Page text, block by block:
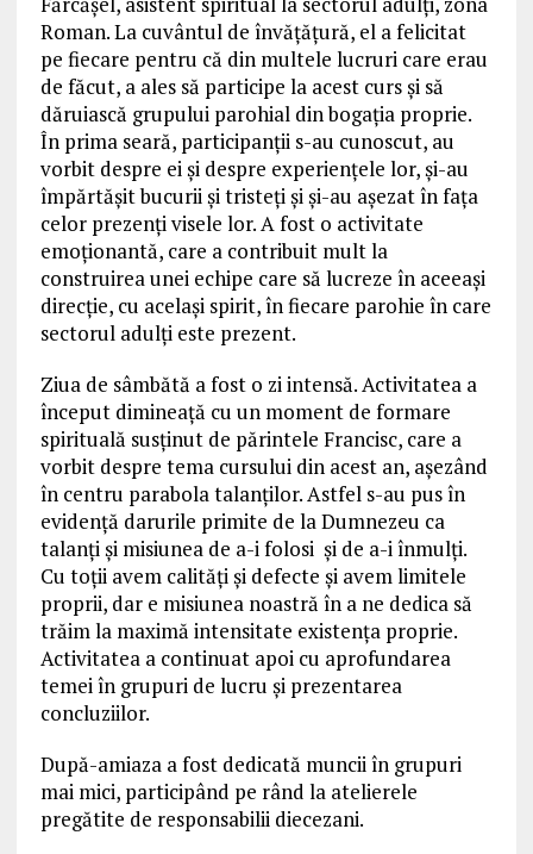
Roman. La cuvântul de învățățură, el a felicitat
pe fiecare pentru că din multele lucruri care erau
de făcut, a ales să participe la acest curs și să
dăruiască grupului parohial din bogația proprie.
În prima seară, participanții s-au cunoscut, au
vorbit despre ei și despre experiențele lor, și-au
împărtășit bucurii și tristeți și și-au așezat în fața
celor prezenți visele lor. A fost o activitate
emoționantă, care a contribuit mult la
construirea unei echipe care să lucreze în aceeași
direcție, cu același spirit, în fiecare parohie în care
sectorul adulți este prezent.
Ziua de sâmbătă a fost o zi intensă. Activitatea a
început dimineață cu un moment de formare
spirituală susținut de părintele Francisc, care a
vorbit despre tema cursului din acest an, așezând
în centru parabola talanților. Astfel s-au pus în
evidență darurile primite de la Dumnezeu ca
talanți și misiunea de a-i folosi și de a-i înmulți.
Cu toții avem calități și defecte și avem limitele
proprii, dar e misiunea noastră în a ne dedica să
trăim la maximă intensitate existența proprie.
Activitatea a continuat apoi cu aprofundarea
temei în grupuri de lucru și prezentarea
concluziilor.
După-amiaza a fost dedicată muncii în grupuri
mai mici, participând pe rând la atelierele
pregătite de responsabilii diecezani.